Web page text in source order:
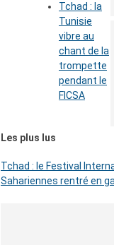
Tchad : la
Tunisie
vibre au
chant de la
trompette
pendant le
FICSA
Les plus lus
Tchad : le Festival
Sahariennes rentré en